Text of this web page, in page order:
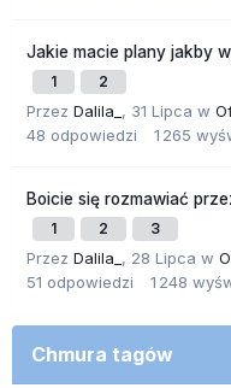
Jakie macie plany jakby
1 2
Przez Dalila_ , 31 Lipca w
48 odpowiedzi 1 265
Boicie się rozmawiać
1 2 3
Przez Dalila_ , 28 Lipca w
51 odpowiedzi 1 248
Chmura tagów